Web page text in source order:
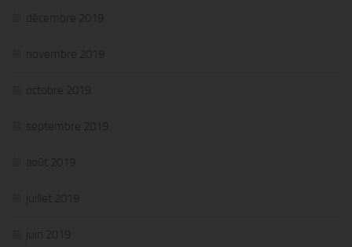
décembre 2019
novembre 2019
octobre 2019
septembre 2019
août 2019
juillet 2019
juin 2019